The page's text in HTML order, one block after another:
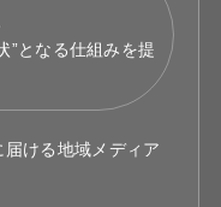
”となる仕組みを提
ける地域メディア